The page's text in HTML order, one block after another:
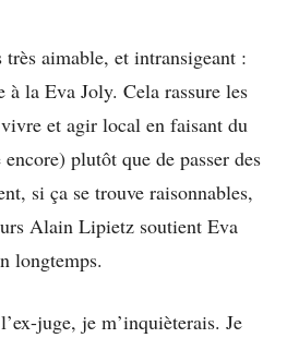
aimable, et intransigeant :
à la Eva Joly. Cela rassure les
et agir local en faisant du
plutôt que de passer des
si ça se trouve raisonnables,
Alain Lipietz soutient Eva
longtemps.
juge, je m’inquièterais. Je